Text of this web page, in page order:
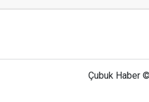
Çubuk Haber